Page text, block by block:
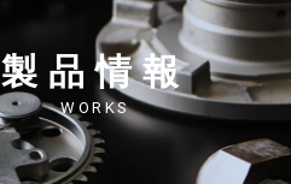
製品情報
WORKS